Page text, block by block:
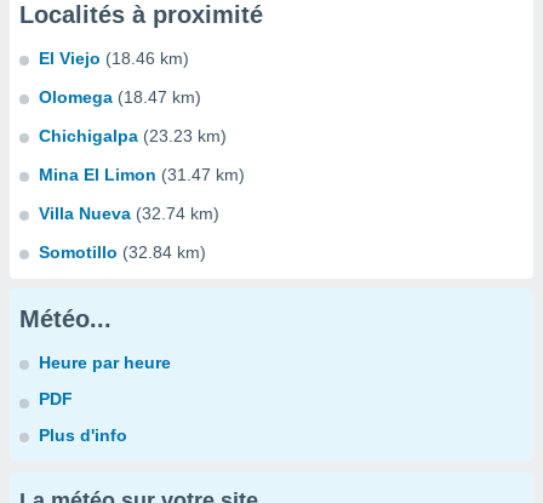
Localités à proximité
El Viejo (18.46 km)
Olomega (18.47 km)
Chichigalpa (23.23 km)
Mina El Limon (31.47 km)
Villa Nueva (32.74 km)
Somotillo (32.84 km)
Météo...
Heure par heure
PDF
Plus d'info